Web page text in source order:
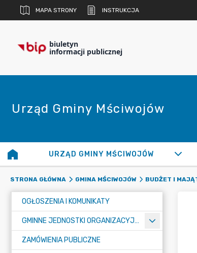
MAPA STRONY INSTRUKCJA
biuletyn
informacji publicznej
Urząd Gminy Mściwojów
URZĄD GMINY MŚCIWOJÓW
STRONA GŁÓWNA GMINA MŚCIWOJÓW BUDŻET I
OGŁOSZENIA I KOMUNIKATY
GMINNE JEDNOSTKI ORGANIZACYJNE
ZAMÓWIENIA PUBLICZNE